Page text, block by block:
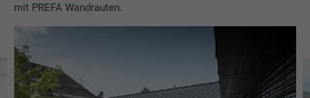
mit PREFA Wandrauten.